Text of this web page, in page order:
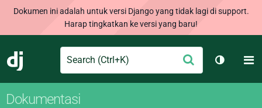
Dokumen ini adalah untuk versi Django yang tidak lagi di support.
Harap tingkatkan ke versi yang baru!
Django
Search Ajukan
Ganti
Dokumentasi